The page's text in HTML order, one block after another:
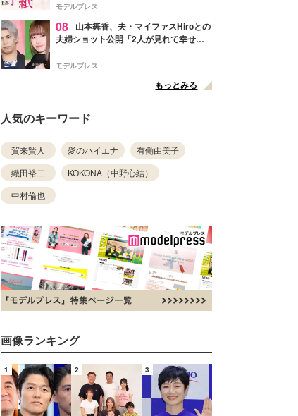
モデルプレス
08
山本舞香、夫・マイファスHiroとの
夫婦ショット公開「2人が見れて幸せ」
モデルプレス
もっとみる
人気のキーワード
賀来賢人 愛のハイエナ
有働由美子
織田裕二
KOKONA（中野心結）
中村倫也
画像ランキング
1 2 3